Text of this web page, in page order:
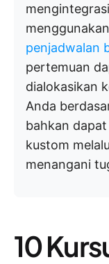
penjadwalan
pertemuan
dialokasikan
Anda
bahkan
kustom
menangani
10